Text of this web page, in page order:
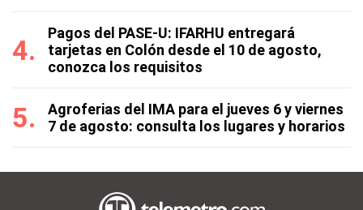
Pagos del PASE-U: IFARHU entregará
tarjetas en Colón desde el 10 de agosto,
conozca los requisitos
Agroferias del IMA para el jueves 6 y viernes
7 de agosto: consulta los lugares y horarios